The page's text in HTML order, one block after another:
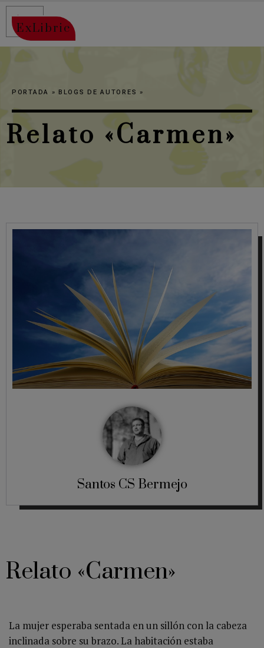
ExLibric
Relato «Carmen»
PORTADA »BLOGS DE AUTORES »
Santos CS Bermejo
Relato «Carmen»
La mujer esperaba sentada en un sillón con la cabeza
inclinada sobre su brazo. La habitación estaba